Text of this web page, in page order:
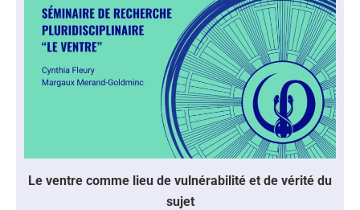
Le ventre comme lieu de vulnérabilité et de vérité du
sujet